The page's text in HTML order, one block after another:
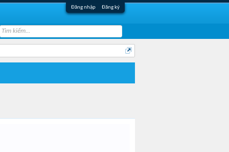
Đăng nhập Đăng ký